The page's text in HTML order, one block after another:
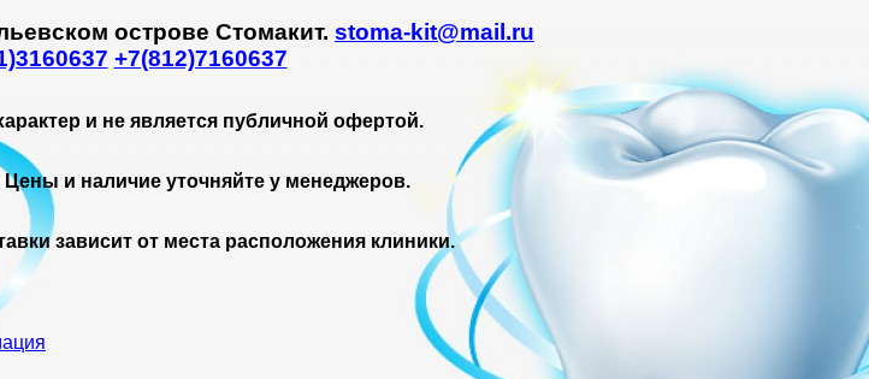
острове Стомакит. stoma-kit@mail.ru
+7(812)7160637
и не является публичной офертой.
Цены и наличие уточняйте у менеджеров.
зависит от места расположения клиники.